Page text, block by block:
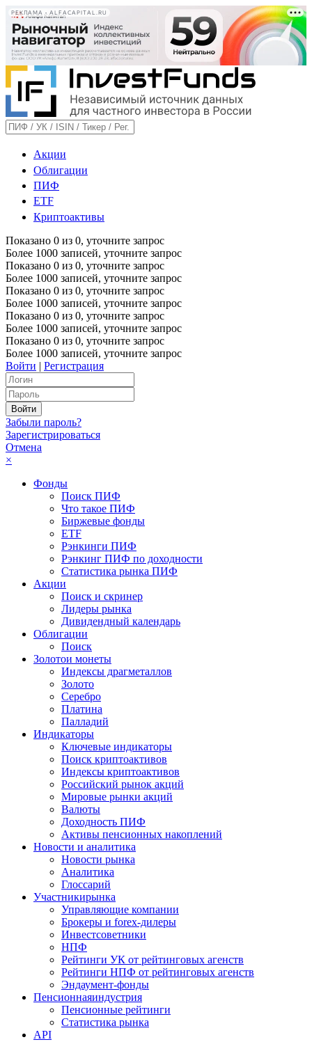
РЕКЛАМА • ALFACAPITAL.RU
Акции
Облигации
ПИФ
ETF
Криптоактивы
Показано 0 из 0, уточните запрос
Более 1000 записей, уточните запрос
Показано 0 из 0, уточните запрос
Более 1000 записей, уточните запрос
Показано 0 из 0, уточните запрос
Более 1000 записей, уточните запрос
Показано 0 из 0, уточните запрос
Более 1000 записей, уточните запрос
Показано 0 из 0, уточните запрос
Более 1000 записей, уточните запрос
Войти | Регистрация
Забыли пароль?
Зарегистрироваться
Отмена
×
Фонды
Поиск ПИФ
Что такое ПИФ
Биржевые фонды
ETF
Рэнкинги ПИФ
Рэнкинг ПИФ по доходности
Статистика рынка ПИФ
Акции
Поиск и скринер
Лидеры рынка
Дивидендный календарь
Облигации
Поиск
Золотои монеты
Индексы драгметаллов
Золото
Серебро
Платина
Палладий
Индикаторы
Ключевые индикаторы
Поиск криптоактивов
Индексы криптоактивов
Российский рынок акций
Мировые рынки акций
Валюты
Доходность ПИФ
Активы пенсионных накоплений
Новости и аналитика
Новости рынка
Аналитика
Глоссарий
Участникирынка
Управляющие компании
Брокеры и forex-дилеры
Инвестсоветники
НПФ
Рейтинги УК от рейтинговых агенств
Рейтинги НПФ от рейтинговых агенств
Эндаумент-фонды
Пенсионнаяиндустрия
Пенсионные рейтинги
Статистика рынка
API